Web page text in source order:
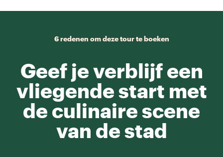
6 redenen om deze tour te boeken
Geef je verblijf een
vliegende start met
de culinaire scene
van de stad